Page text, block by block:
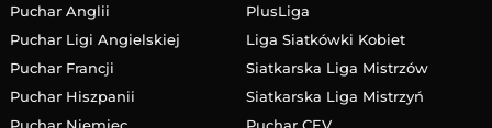
Puchar Anglii
Puchar Ligi Angielskiej
Puchar Francji
Puchar Hiszpanii
PlusLiga
Liga Siatkówki Kobiet
Siatkarska Liga Mistrzów
Siatkarska Liga Mistrzyń